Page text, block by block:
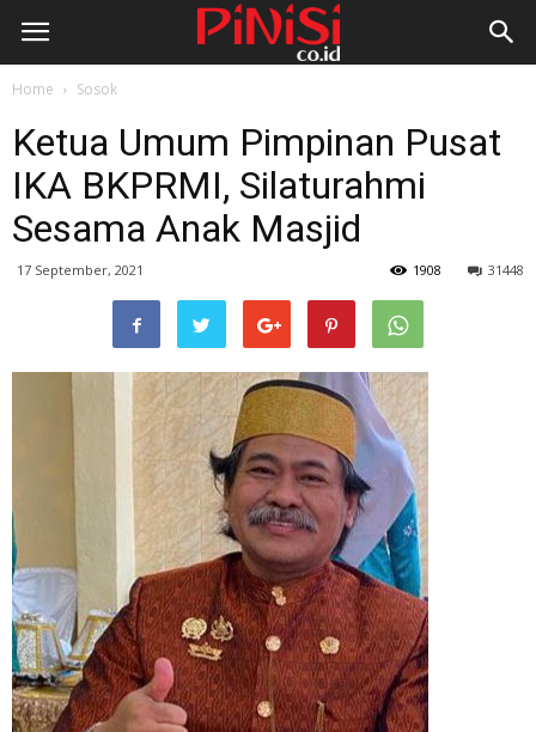
Home Sosok
Ketua Umum Pimpinan Pusat
IKA BKPRMI, Silaturahmi
Sesama Anak Masjid
17 September, 2021 31448
1908